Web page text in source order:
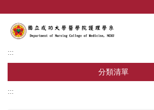
主
內
:::
分類清單
:::